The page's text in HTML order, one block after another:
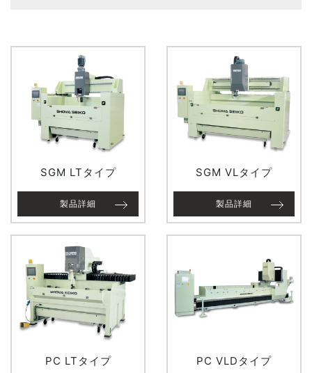
SGM LTタイプ
製品詳細
SGM VLタイプ
製品詳細
PC LTタイプ PC VLDタイプ